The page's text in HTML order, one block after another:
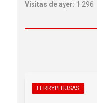
Visitas de ayer: 1.296
FERRYPITIUSAS